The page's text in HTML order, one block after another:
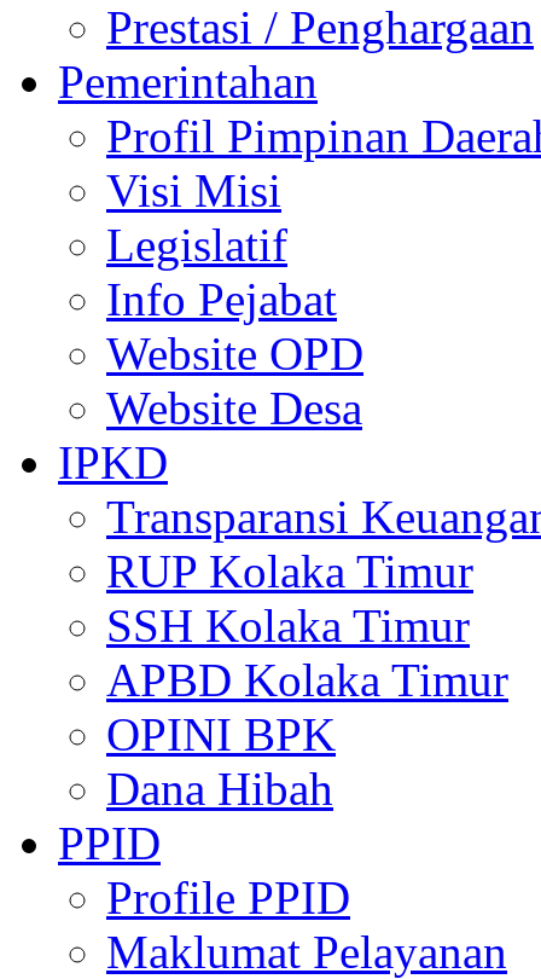
Prestasi / Penghargaan
Pemerintahan
Profil Pimpinan
Visi Misi
Legislatif
Info Pejabat
Website OPD
Website Desa
IPKD
Transparansi
RUP Kolaka Timur
SSH Kolaka Timur
APBD Kolaka Timur
OPINI BPK
Dana Hibah
PPID
Profile PPID
Maklumat Pelayanan